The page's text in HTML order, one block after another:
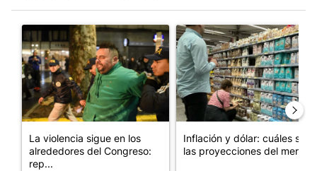
Un artículo de tendencia con el título "La violencia sigue en
La violencia sigue en los
alrededores del Congreso:
rep...
Un artículo de tendencia con
Inflación y dólar: cuáles son
las proyecciones del merc...